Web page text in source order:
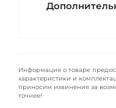
Информация о товаре
характеристики и
приносим извинения за
точнее!